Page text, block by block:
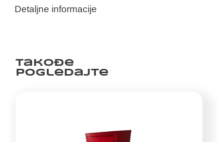
Detaljne informacije
Takođe
pogledajte